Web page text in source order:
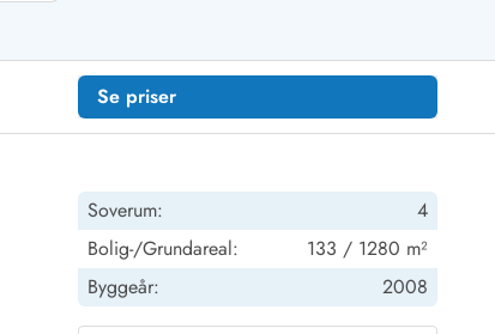
Se priser
Soverum:
4
Bolig-/Grundareal:
133 / 1280 m²
Byggeår:
2008